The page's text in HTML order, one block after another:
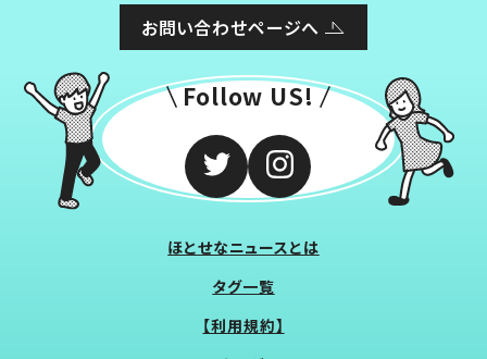
お問い合わせページへ
Follow US!
ほとせなニュースとは
タグ一覧
【利用規約】